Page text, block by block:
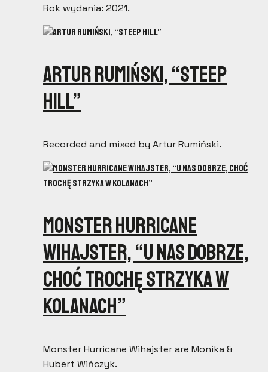
Rok wydania: 2021.
Artur Rumiński, “Steep
Hill”
Recorded and mixed by Artur Rumiński.
Monster Hurricane
Wihajster, “U nas dobrze,
choć trochę strzyka w
kolanach”
Monster Hurricane Wihajster are Monika &
Hubert Wińczyk.